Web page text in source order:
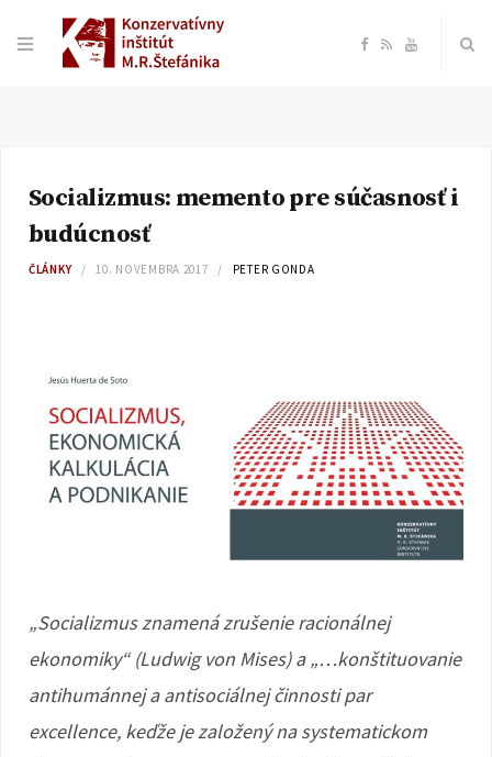
F
e
k
R Y
T
Socializmus: memento pre súčasnosť i
budúcnosť
ČLÁNKY 10. NOVEMBRA 2017 PETER GONDA
„Socializmus znamená zrušenie racionálnej
ekonomiky“ (Ludwig von Mises) a „…konštituovanie
antihumánnej a antisociálnej činnosti par
excellence, keďže je založený na systematickom